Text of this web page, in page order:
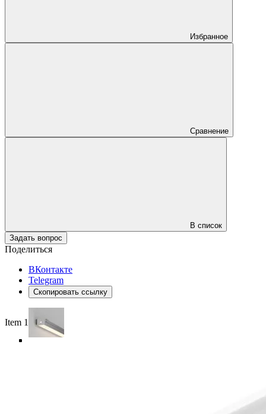
Избранное
Сравнение
В список
Задать вопрос
Поделиться
ВКонтакте
Telegram
Скопировать ссылку
Item 1 of 5